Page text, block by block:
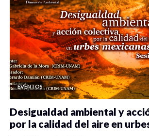
EVENTOS
Desigualdad ambiental y
por la calidad del aire en